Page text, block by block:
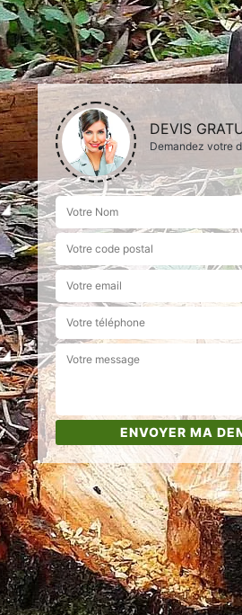
DEVIS
Demandez votre